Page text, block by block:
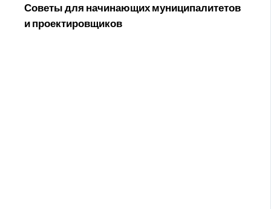
Советы для начинающих муниципалитетов
и проектировщиков